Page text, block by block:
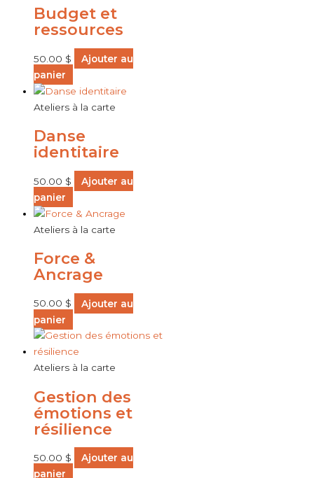
Budget et
ressources
50.00 $
Ajouter au
panier
Ateliers à la carte
Danse
identitaire
50.00 $
Ajouter au
panier
Ateliers à la carte
Force &
Ancrage
50.00 $
Ajouter au
panier
Ateliers à la carte
Gestion des
émotions et
résilience
50.00 $
Ajouter au
panier